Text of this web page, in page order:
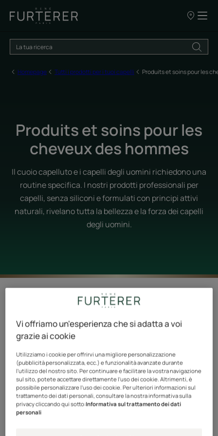
vendita
Homepage Tutti i prodotti per i tuoi capelli Produits et soins pour les
Produits et soins pour les
cheveux des hommes
Il cuoio capelluto e i capelli degli uomini richiedono una
routine specifica. I nostri prodotti professionali per
capelli, senza siliconi e formulati con principi attivi
naturali, rivelano tutta la bellezza e la forza dei capelli
degli uomini.
18 risultati "Produits et soins pour les
cheveux des hommes"
Balsamo
Densificante
Longevità
Triphasic
Trattamento
Anticaduta
Longevità
&
Densità
Vi offriamo un'esperienza che si adatta a voi
grazie ai cookie
Utilizziamo i cookie per offrirvi una migliore personalizzazione
(pubblicità personalizzata, ecc.) e funzionalità avanzate durante
l'utilizzo del nostro sito. Per continuare e facilitare la vostra navigazione
sul sito, potete accettare direttamente l'uso dei cookie. Altrimenti, è
possibile personalizzare l'uso dei cookie. Per ulteriori informazioni sul
trattamento dei dati personali, consultare la nostra informativa sulla
privacy cliccando qui sotto:Informativa sul trattamento dei dati
personali